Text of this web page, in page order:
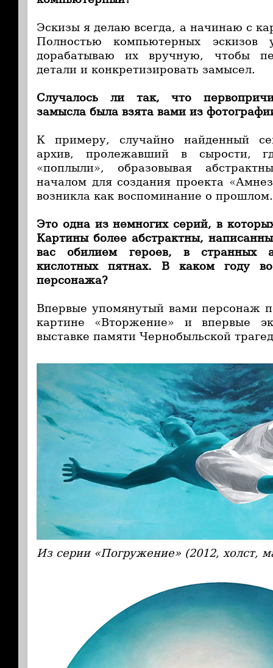
Эскизы я делаю всегда, а начинаю с
Полностью компьютерных
дорабатываю их вручную, чтобы
детали и конкретизировать замысел.
Случалось ли так, что
замысла была взята вами из
К примеру, случайно найденный
архив, пролежавший в сырости,
«поплыли», образовывая
началом для создания проекта
возникла как воспоминание о прошлом.
Это одна из немногих серий, в
Картины более абстрактны,
вас обилием героев, в странных
кислотных пятнах. В каком году
персонажа?
Впервые упомянутый вами персонаж
картине «Вторжение» и впервые
выставке памяти Чернобыльской
Из серии «Погружение» (2012, холст,